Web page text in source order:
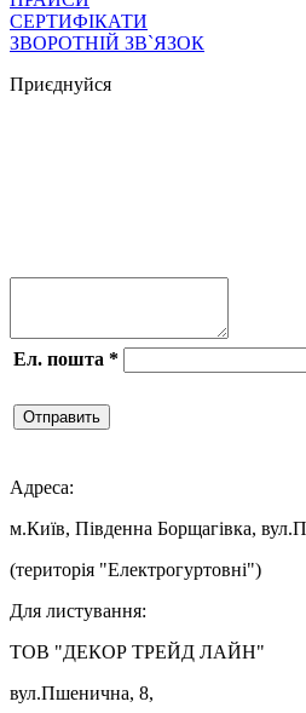
СЕРТИФІКАТИ
ЗВОРОТНІЙ ЗВ`ЯЗОК
Приєднуйся
Ел. пошта *
Отправить
Адреса:
м.Київ, Південна Борщагівка,
(територія "Електрогуртовні")
Для листування:
ТОВ "ДЕКОР ТРЕЙД ЛАЙН"
вул.Пшенична, 8,